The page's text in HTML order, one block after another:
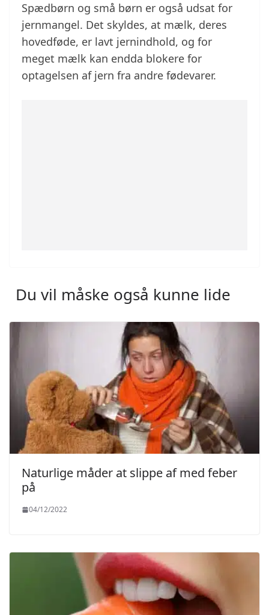
Spædbørn og små børn er også udsat for
jernmangel. Det skyldes, at mælk, deres
hovedføde, er lavt jernindhold, og for
meget mælk kan endda blokere for
optagelsen af jern fra andre fødevarer.
Du vil måske også kunne lide
Naturlige måder at slippe af med feber
på
04/12/2022